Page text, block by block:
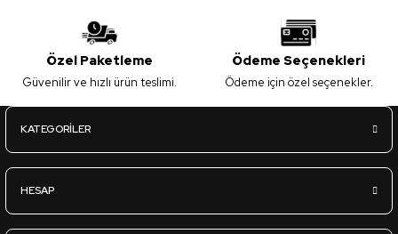
Özel Paketleme
Güvenilir ve hızlı ürün teslimi.
Ödeme Seçenekleri
Ödeme için özel seçenekler.
KATEGORİLER
HESAP